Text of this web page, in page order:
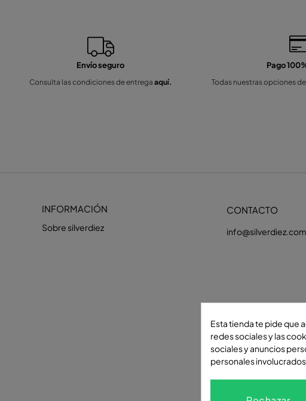
Envío seguro
Consulta las condiciones de entrega aquí.
Pago
Todas nuestras opciones
INFORMACIÓN
Sobre silverdiez
CONTACTO
info@silverdiez.com
Esta tienda te pide que
redes sociales y las
sociales y anuncios
personales